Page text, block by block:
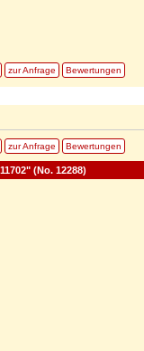
zur Anfrage Bewertungen
zur Anfrage Bewertungen
(No. 12288)